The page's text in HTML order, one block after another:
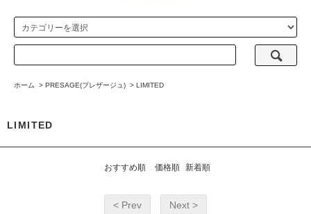
ホーム > PRESAGE(プレザージュ) > LIMITED
LIMITED
おすすめ順 価格順 新着順
< Prev Next >